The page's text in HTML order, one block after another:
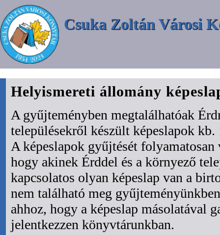
Csuka Zoltán Városi
Helyismereti állomány
A gyűjteményben megtalálhatóak
településekről készült képeslapok
A képeslapok gyűjtését
hogy akinek Érddel és a környező
kapcsolatos olyan képeslap van a
nem található meg
ahhoz, hogy a képeslap másolatával
jelentkezzen könyvtárunkban.